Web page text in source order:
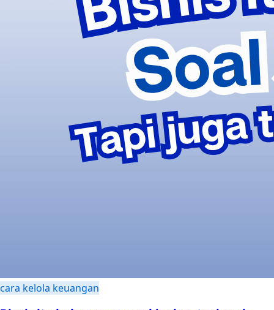
cara kelola keuangan